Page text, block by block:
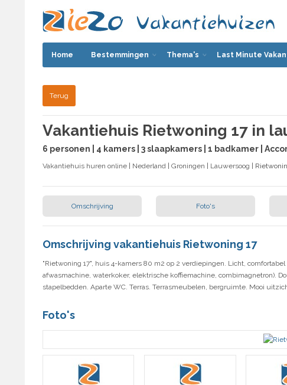
Home Bestemmingen Thema's Last Minute
Terug
Vakantiehuis Rietwoning 17 in
6 personen | 4 kamers | 3 slaapkamers | 1 badkamer |
Vakantiehuis huren online Nederland Groningen Lauwersoog |
Omschrijving Foto's
Omschrijving vakantiehuis Rietwoning 17
"Rietwoning 17", huis 4-kamers 80 m2 op 2 verdiepingen. Licht,
afwasmachine, waterkoker, elektrische koffiemachine, combimagnetron).
stapelbedden. Aparte WC. Terras. Terrasmeubelen, bergruimte. Mooi
Foto's